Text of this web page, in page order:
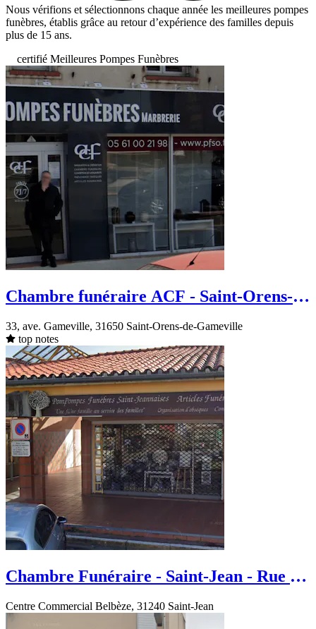
Nous vérifions et sélectionnons chaque année les meilleures pompes
funèbres, établis grâce au retour d’expérience des familles depuis
plus de 15 ans.
certifié Meilleures Pompes Funèbres
Chambre funéraire ACF - Saint-Orens-
33, ave. Gameville, 31650 Saint-Orens-de-Gameville
top notes
Chambre Funéraire - Saint-Jean - Rue de
Centre Commercial Belbèze, 31240 Saint-Jean